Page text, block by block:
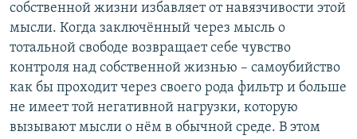
собственной жизни избавляет от навязчивости этой
мысли. Когда заключённый через мысль о
тотальной свободе возвращает себе чувство
контроля над собственной жизнью – самоубийство
как бы проходит через своего рода фильтр и больше
не имеет той негативной нагрузки, которую
вызывают мысли о нём в обычной среде. В этом